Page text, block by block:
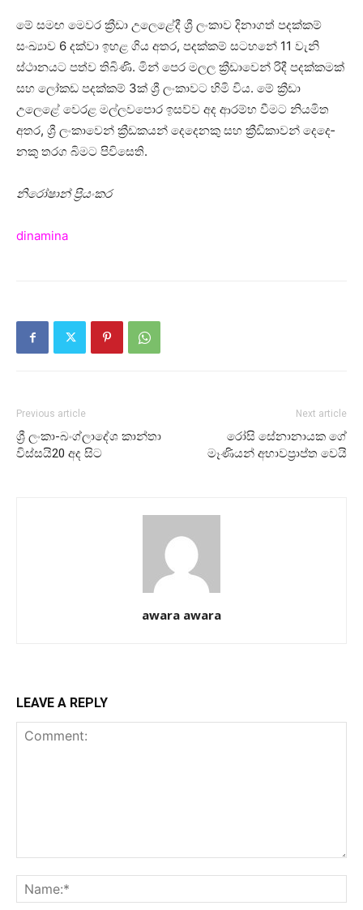
මේ සමඟ මෙවර ක්‍රීඩා උලෙ­ළේදී ශ්‍රී ලංකාව දිනා­ගත් පද­ක්කම්
සංඛ්‍යාව 6 දක්වා ඉහළ ගිය අතර, පදක්කම් සටහනේ 11 වැනි
ස්ථානයට පත්ව තිබිණි. මින් පෙර මලල ක්‍රීඩා­වෙන් රිදී පද­ක්ක­මක්
සහ ලෝකඩ පද­ක්කම් 3ක් ශ්‍රී ලංකාවට හිමි විය. මේ ක්‍රීඩා
උලෙළේ වෙරළ මල්ල­ව­පොර ඉසව්ව අද ආරම්භ වීමට නිය­මිත
අතර, ශ්‍රී ලංකා­වෙන් ක්‍රීඩ­ක­යන් දෙදෙ­නකු සහ ක්‍රීඩි­කා­වන් දෙදෙ­
නකු තරග බිමට පිවි­සෙති.
නිරෝ­ෂාන් ප්‍රියං­කර
dinamina
Previous article
ශ්‍රී ලංකා-බංග්ලා­දේශ කාන්තා
විස්සයි20 අද සිට
Next article
රෝසි සේනානායක ගේ
මෑණියන් අභාවප්‍රාප්ත වෙයි
awara awara
LEAVE A REPLY